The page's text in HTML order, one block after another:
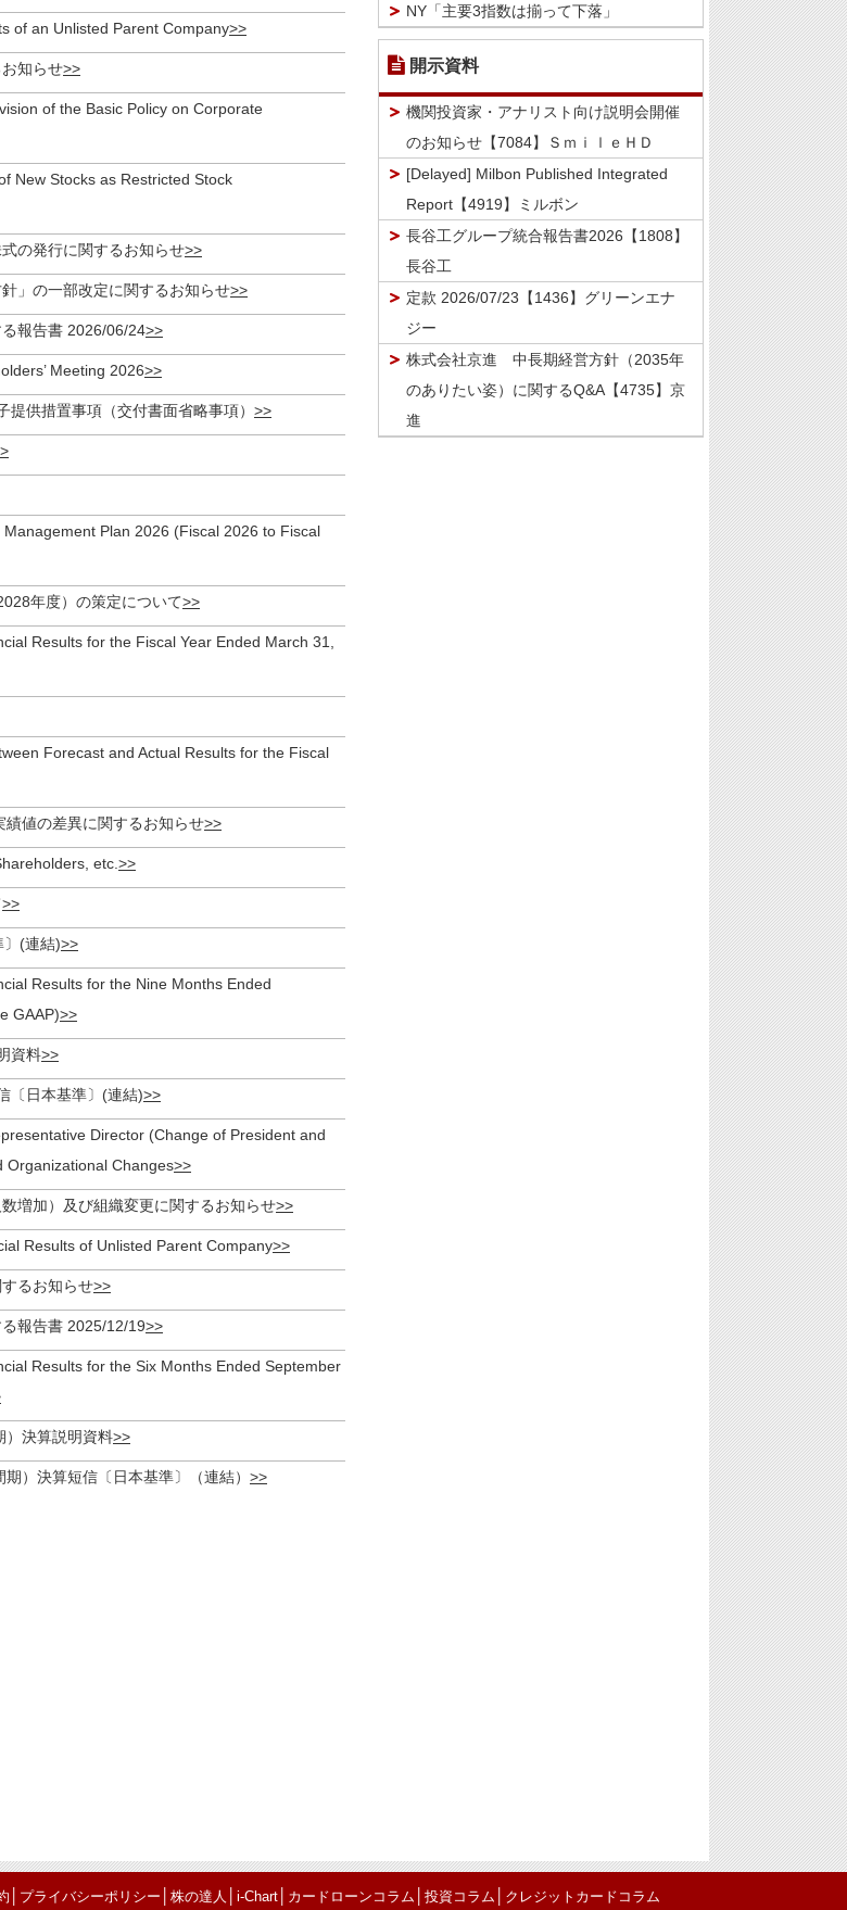
of an Unlisted Parent Company
知らせ
of the Basic Policy on Corporate
New Stocks as Restricted Stock
の発行に関するお知らせ
」の一部改定に関するお知らせ
報告書 2026/06/24
Meeting 2026
供措置事項（交付書面省略事項）
Plan 2026 (Fiscal 2026 to Fiscal
年度）の策定について
Results for the Fiscal Year Ended March 31,
Forecast and Actual Results for the Fiscal
値の差異に関するお知らせ
etc.
〕(連結)
Results for the Nine Months Ended
GAAP)
資料
〔日本基準〕(連結)
Director (Change of President and
Organizational Changes
増加）及び組織変更に関するお知らせ
Results of Unlisted Parent Company
るお知らせ
報告書 2025/12/19
Results for the Six Months Ended September
）決算説明資料
）決算短信〔日本基準〕（連結）
NY「主要3指数は揃って下落」
開示資料
機関投資家・アナリスト向け説明会開催
のお知らせ【7084】ＳｍｉｌｅＨＤ
[Delayed] Milbon Published Integrated
Report【4919】ミルボン
長谷工グループ統合報告書2026【1808】
長谷工
定款 2026/07/23【1436】グリーンエナ
ジー
株式会社京進 中長期経営方針（2035年
のありたい姿）に関するQ&A【4735】京
進
プライバシーポリシー 株の達人 i-Chart│ カードローンコラム 投資コラム クレジットカードコラム